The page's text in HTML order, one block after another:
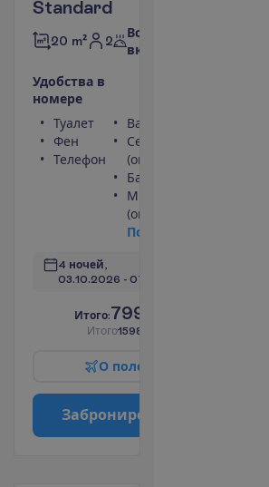
Standard
20 m² 2
Все
включено
Удобства в
номере
Туалет
Фен
Телефон
Ванна или душ
Сейф
(оплачивается)
Балкон
Мини-бар
(оплачивается)
По
4 ночей,
03.10.2026 - 07.10.2026
Итого:799.00
Итого1598.00
О поле
Заброниро